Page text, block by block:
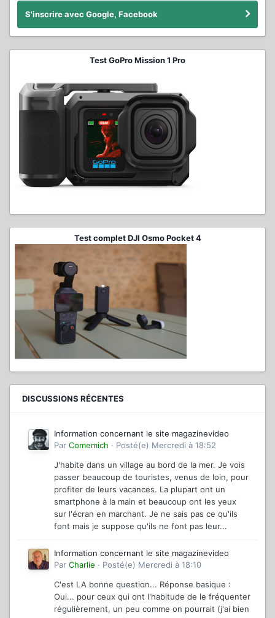
S'inscrire avec Google, Facebook
Test GoPro Mission 1 Pro
Test complet DJI Osmo Pocket 4
DISCUSSIONS RÉCENTES
Information concernant le site magazinevideo
Par Comemich · Posté(e) Mercredi à 18:52
J'habite dans un village au bord de la mer. Je vois
passer beaucoup de touristes, venus de loin, pour
profiter de leurs vacances. La plupart ont un
smartphone à la main et beaucoup ont les yeux
sur l'écran en marchant. Je ne sais pas ce qu'ils
font mais je suppose qu'ils ne font pas leur...
Information concernant le site magazinevideo
Par Charlie · Posté(e) Mercredi à 18:10
C'est LA bonne question... Réponse basique :
Oui... pour ceux qui ont l'habitude de le fréquenter
régulièrement, un peu comme on pourrait (j'ai bien